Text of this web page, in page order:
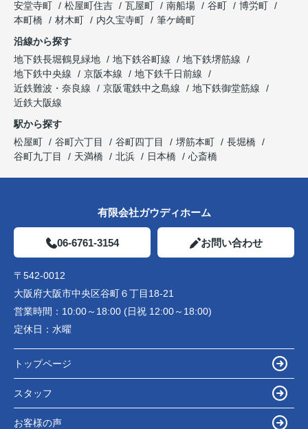
安堂寺町
松屋町住吉 瓦屋町 南船場 谷町
博労町
本町橋
材木町 内久宝寺町
筆ケ崎町
沿線から探す
地下鉄長堀鶴見緑地
地下鉄谷町線
地下鉄堺筋線
地下鉄中央線
京阪本線
地下鉄千日前線
近鉄難波・奈良線
京阪電鉄中之島線
地下鉄御堂筋線
近鉄大阪線
駅から探す
松屋町
谷町六丁目 谷町四丁目 堺筋本町
長堀橋
谷町九丁目
天満橋 北浜 日本橋 心斎橋
有限会社ガウディホーム
06-6761-3154 お問い合わせ
〒542-0012
大阪府大阪市中央区谷町６丁目18-21
営業時間： 10:00～18:00 (日祝 12:00～18:00)
定休日： 水曜
トップページ
スタッフ
お客様の声